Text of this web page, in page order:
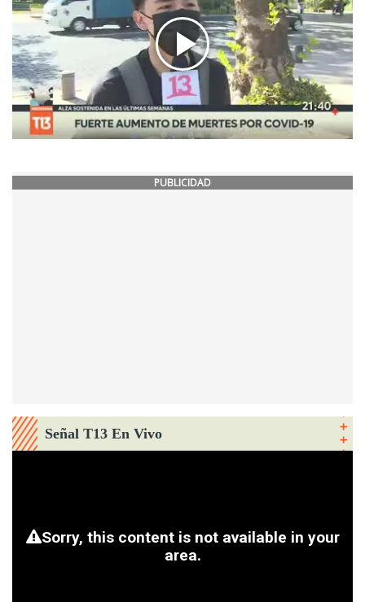
PUBLICIDAD
Señal T13 En Vivo